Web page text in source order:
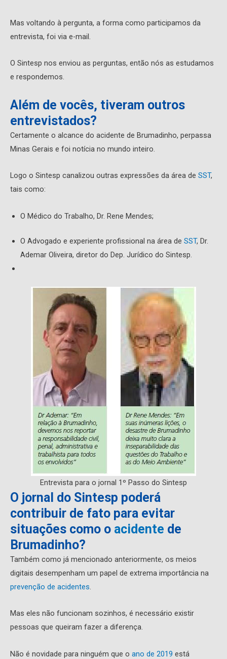
Mas voltando à pergunta, a forma como participamos da
entrevista, foi via e-mail.
O Sintesp nos enviou as perguntas, então nós as estudamos
e respondemos.
Além de vocês, tiveram outros
entrevistados?
Certamente o alcance do acidente de Brumadinho, perpassa
Minas Gerais e foi notícia no mundo inteiro.
Logo o Sintesp canalizou outras expressões da área de SST,
tais como:
O Médico do Trabalho, Dr. Rene Mendes;
O Advogado e experiente profissional na área de SST, Dr.
Ademar Oliveira, diretor do Dep. Jurídico do Sintesp.
Entrevista para o jornal 1º Passo do Sintesp
O jornal do Sintesp poderá
contribuir de fato para evitar
situações como o acidente de
Brumadinho?
Também como já mencionado anteriormente, os meios
digitais desempenham um papel de extrema importância na
prevenção de acidentes.
Mas eles não funcionam sozinhos, é necessário existir
pessoas que queiram fazer a diferença.
Não é novidade para ninguém que o ano de 2019 está